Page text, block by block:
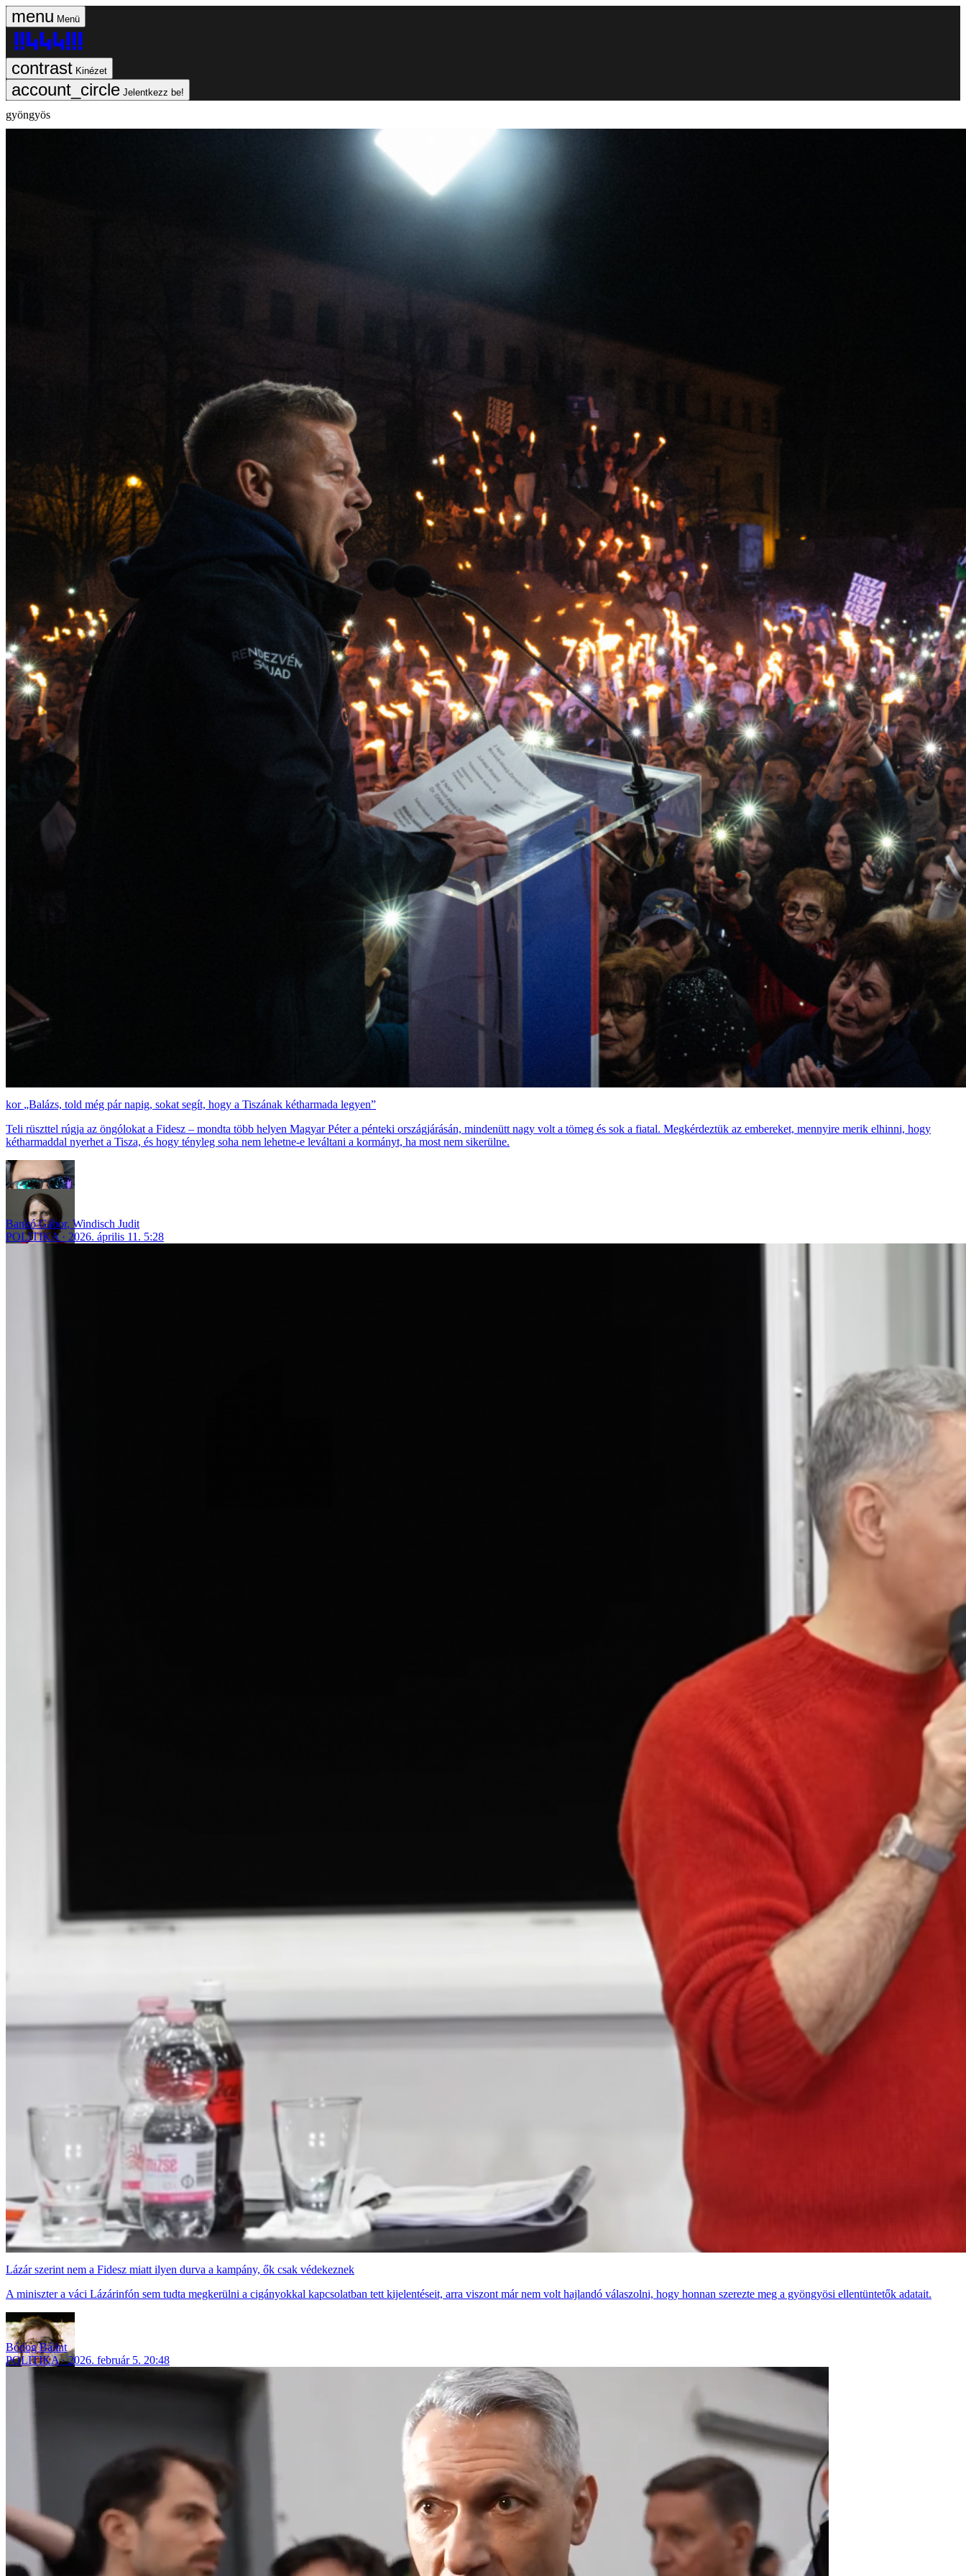
Menü
Kinézet
Jelentkezz be!
gyöngyös
„Balázs, told még pár napig, sokat segít, hogy a Tiszának kétharmada legyen”
Teli rüszttel rúgja az öngólokat a Fidesz – mondta több helyen Magyar Péter a pénteki országjárásán, mindenütt nagy volt a tömeg és sok a fiatal. Megkérdeztük az embereket, mennyire merik elhinni, hogy
kétharmaddal nyerhet a Tisza, és hogy tényleg soha nem lehetne-e leváltani a kormányt, ha most nem sikerülne.
Bankó Gábor, Windisch Judit
POLITIKA
2026. április 11. 5:28
Lázár szerint nem a Fidesz miatt ilyen durva a kampány, ők csak védekeznek
A miniszter a váci Lázárinfón sem tudta megkerülni a cigányokkal kapcsolatban tett kijelentéseit, arra viszont már nem volt hajlandó válaszolni, hogy honnan szerezte meg a gyöngyösi ellentüntetők adatait.
Bódog Bálint
POLITIKA
2026. február 5. 20:48